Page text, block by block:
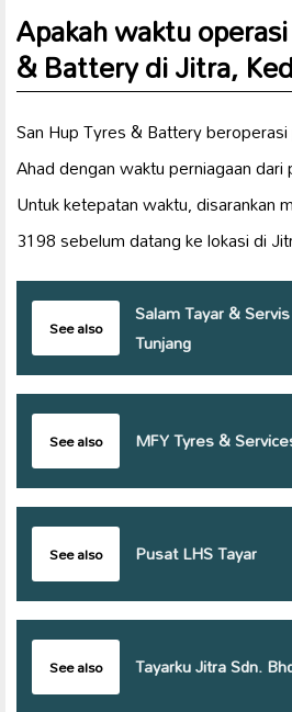
Apakah waktu
& Battery diJitra,
San Hup Tyres & Battery
Ahad dengan waktu perniagaan
Untuk ketepatan waktu, disarankan
3198 sebelum datang ke lokasi di
See also
Salam Tayar & Servis
Tunjang
See also MFY Tyres &
See also Pusat LHS Tayar
See also Tayarku Jitra Sdn.